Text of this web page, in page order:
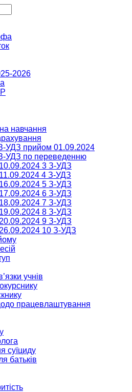
2026
навчання
УДЗ прийом 01.09.2024
УДЗ по переведенню
3 З-УДЗ
4 З-УДЗ
5 З-УДЗ
6 З-УДЗ
7 З-УДЗ
8 З-УДЗ
9 З-УДЗ
10 З-УДЗ
учнів
працевлаштування
суїциду
батьків